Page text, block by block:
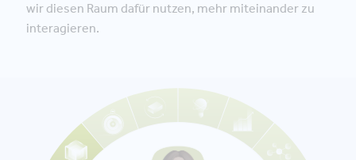
wir diesen Raum dafür nutzen, mehr miteinander zu
interagieren.